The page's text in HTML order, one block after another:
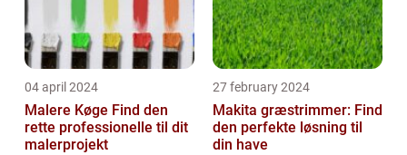
04 april 2024
Malere Køge Find den
rette professionelle til dit
malerprojekt
27 february 2024
Makita græstrimmer: Find
den perfekte løsning til
din have